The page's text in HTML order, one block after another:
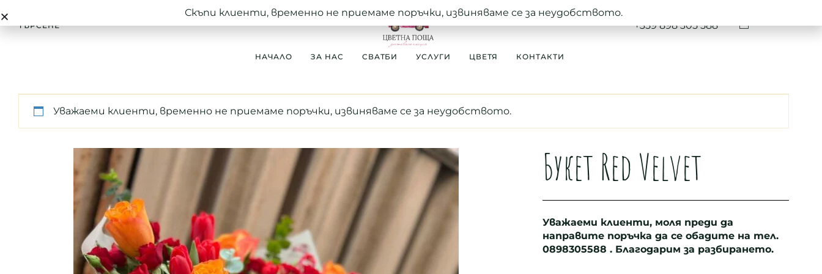
ТЪРСЕНЕ
НАЧАЛО ЗА НАС СВАТБИ УСЛУГИ ЦВЕТЯ КОНТАКТИ
+359 898 305 588
Уважаеми клиенти, временно не приемаме поръчки, извиняваме се за неудобството.
Букет Red Velvet
Уважаеми клиенти, моля преди да
направите поръчка да се обадите на тел.
0898305588 . Благодарим за разбирането.
Скъпи клиенти, временно не приемаме поръчки, извиняваме се за неудобството.